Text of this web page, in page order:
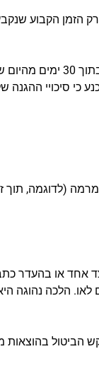
הזמן הקבוע
סיכויי ההגנה
(לדוגמה,
אחד או בהעדר
לאו. הלכה נהוגה
הביטול בהוצאות